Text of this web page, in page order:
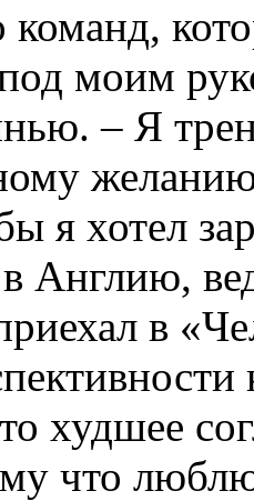
команд,
моим
– Я
я хотел
Англию,
в
худшее
что